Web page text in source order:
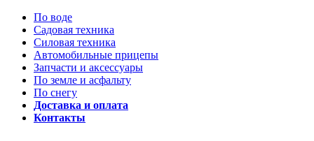
По воде
Садовая техника
Силовая техника
Автомобильные прицепы
Запчасти и аксессуары
По земле и асфальту
По снегу
Доставка и оплата
Контакты